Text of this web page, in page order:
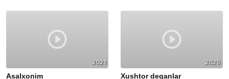
2021
Asalxonim
2025
Xushtor deganlar